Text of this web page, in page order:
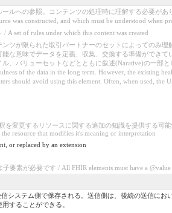
ルへの参照。コンテンツの処理時に理解する必要が
was constructed, and which must be understood when
set of rules under which this content was created
ツが限られた取引パートナーのセットによってのみ
な意味でデータを定義、収集、交換する準備ができ
、バリューセットなどとともに叙述(Narative)の一部
of the data in the long term. However, the existing
should avoid using this element. Often, when used,
を変更するリソースに関する追加の知識を提供する可
resource that modifies it's meaning or interpretation
or replaced by an extension
要素が必要です / All FHIR elements must have a
システム側で保存される。送信側は、後続の送信に
することができる。